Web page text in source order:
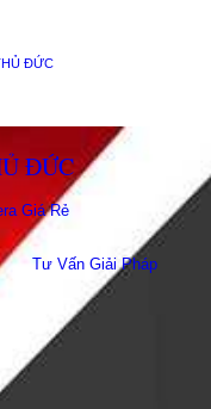
ĐỨC
ĐỨC
Giá Rẻ
Tư Vấn Giải Pháp